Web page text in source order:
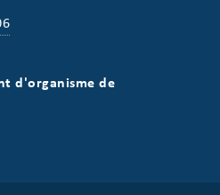
d'organisme de